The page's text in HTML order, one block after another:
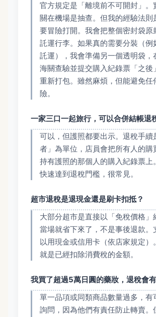
官方規定是「離境前不可開封」。
關在機場是抽查。但我的經驗法則
要冒險打開。我會把整個密封袋原
託運行李。如果真的需要分裝（例
託運），我會準備另一個透明袋，
海關查驗並提交購入紀錄票「之後
重新打包。雖然麻煩，但能避免任
險。
一家三口一起旅行，可以合併結帳退
可以，但護照都要出示。退稅手續
者」為單位，店員會把所有人的購
持有護照的那個人的購入紀錄票上
快速達到退稅門檻，很常見。
超市退稅是退現金還是刷卡扣抵？
大部分超市是直接以「免稅價格」
當場就省下來了，不是事後退款。
以用現金或信用卡（依店家規定）
就是已經扣除消費稅的金額。
我買了超過5萬日圓的藥妝，退稅會
單一品項或同類商品數量過多，有
詢問，因為他們有責任防止轉賣。